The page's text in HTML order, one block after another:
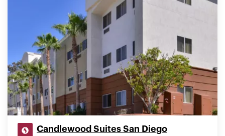
Candlewood Suites San Diego